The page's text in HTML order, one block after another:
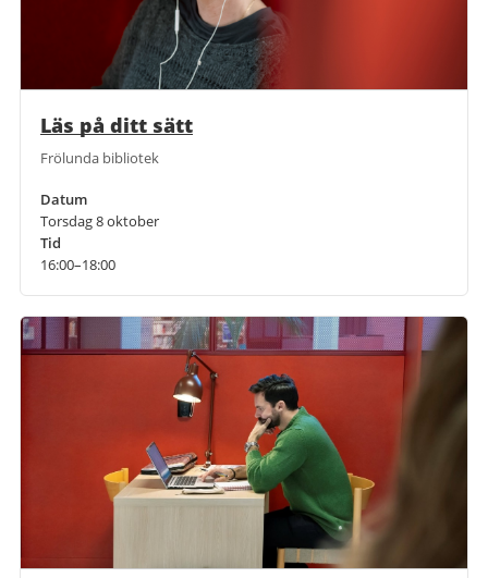
Läs på ditt sätt
Frölunda bibliotek
Datum
Torsdag 8 oktober
Tid
16:00–18:00